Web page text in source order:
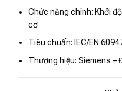
Chức năng chính: Khởi
cơ
Tiêu chuẩn: IEC/EN
Thương hiệu: Siemens –